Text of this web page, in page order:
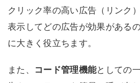
クリック率の高い広告（リンク
表示してどの広告が効果がある
に大きく役立ちます。
また、 コード管理機能としての